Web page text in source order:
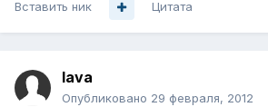
Вставить ник Цитата
lava
Опубликовано 29 февраля, 2012